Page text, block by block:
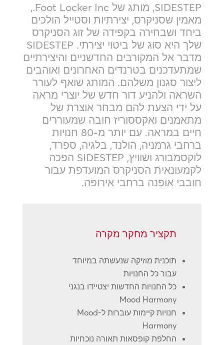
SIDESTEP, מותג של Foot Locker Inc.,
מאמין שסניקרס, יצירתיות וסטייל הולכים
ביחד ושבחירה בקפידה של זוג הסניקרס
שלך היא סוג של ביטוי יצירתי. SIDESTEP
מדבר אל המקורבים החדשניים והיצירתיים
שמתעדכנים בטרנדים האחרונים ואוהבים
ליצור סגנון משלהם. המותג שואף לעורר
השראה ולהניע דור חדש של יוצרי מראה
על ידי הצעת להם מבחר אוצרת של
מתאמנים ואקססוריז חובה שמעוררים
חיים במראה. עם יותר מ-80 חנויות
ברחבי גרמניה, הולנד, בלגיה, ספרד,
לוקסמבורג ושוויץ, SIDESTEP הפכה
לקמעונאית הסניקרס המועדפת עבור
חובבי אופנה ברחבי אירופה.
תקציר מחקר מקרה
תוכנית מוזיקה שנעשתה במיוחד
עבור כל החנויות
כל החנויות החדשות יצטיידו בנגני
Mood Harmony
חנויות קיימות עוברות ל-Mood
Harmony
החלפת קופסאות תאורה נוכחיות